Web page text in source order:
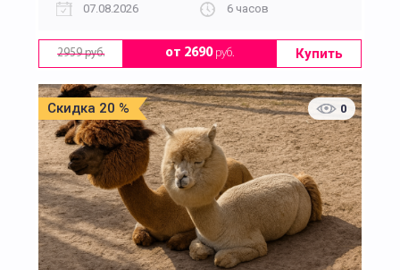
07.08.2026
6 часов
2959 руб. от 2690руб. Купить
Скидка 20 % 0